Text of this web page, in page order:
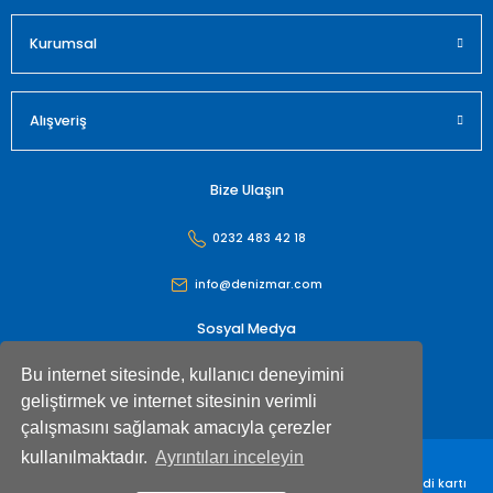
Bu internet sitesinde, kullanıcı deneyimini
geliştirmek ve internet sitesinin verimli
çalışmasını sağlamak amacıyla çerezler
kullanılmaktadır. Ayrıntıları inceleyin
Kurumsal
Alışveriş
Bize Ulaşın
0232 483 42 18
info@denizmar.com
Sosyal Medya
Denizmar İç Dış Ticaret Anonim Şirketi© Tüm hakları saklıdır. Kredi kartı